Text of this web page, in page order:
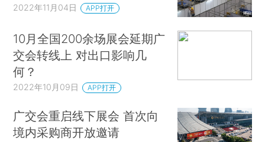
2022年11月04日 APP打开
10月全国200余场展会延期广
交会转线上 对出口影响几
何？
2022年10月09日 APP打开
广交会重启线下展会 首次向
境内采购商开放邀请